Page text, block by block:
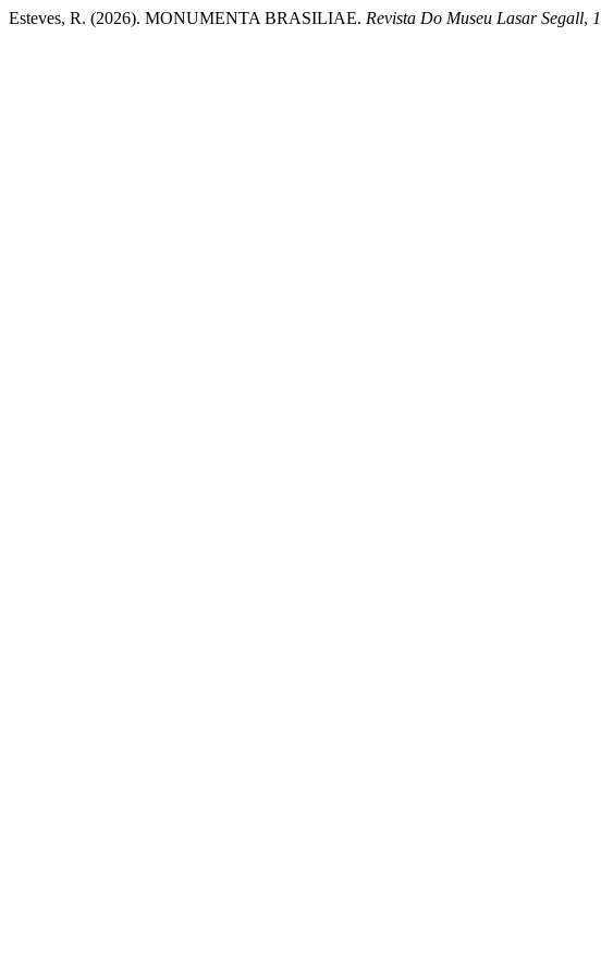
Esteves, R. (2026). MONUMENTA BRASILIAE. Revista Do Museu Lasar Segall, 1